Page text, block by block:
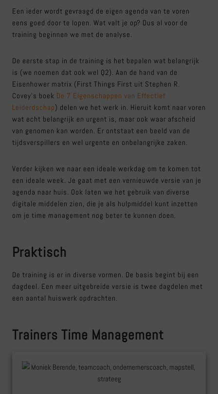
Een ieder wordt gevraagd de eigen agenda van te voren
eens goed door te lopen. Wat valt je op? Dus al voor de
training beginnen we met de analyse.
De eerste stap in de training is het bepalen wat belangrijk
is (we noemen dat ook wel Q2). Aan de hand van de
Eisenhower matrix (First Things First uit Stephen R.
Covey’s boek De 7 Eigenschappen van Effectief
Leiderdschap) delen we het werk in. Hieruit komt naar voren
wat echt belangrijk en urgent is, maar ook waar afscheid
van genomen kan worden. Er ontstaat een beeld van de
tijdsverspillers en wel urgente en onbelangrijke zaken.
Verder kijken we naar een ideale werkdag om te komen tot
een ideale week. Je gaat met een vernieuwde versie van je
agenda naar huis. Ook laten we het gebruik van diverse
digitale middelen zien, die je als hulpmiddel kunt inzetten
om je time management nog beter te kunnen doen.
Praktisch
De training is er in diverse vormen. De basis begint bij een
dagdeel. Een meer uitgebreide versie is twee dagdelen met
een aantal huiswerk opdrachten.
Trainers Time Management